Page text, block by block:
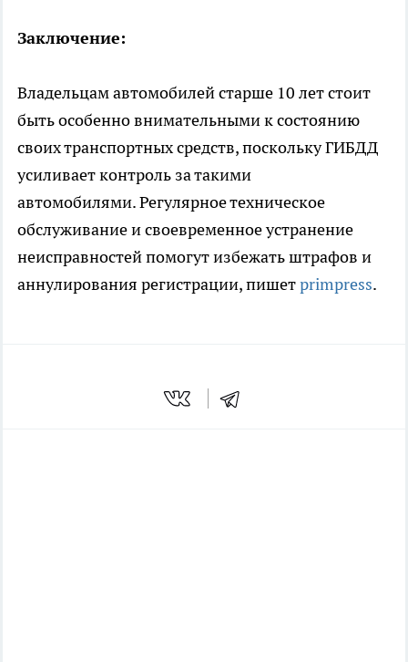
Заключение:
Владельцам автомобилей старше 10 лет стоит
быть особенно внимательными к состоянию
своих транспортных средств, поскольку ГИБДД
усиливает контроль за такими
автомобилями. Регулярное техническое
обслуживание и своевременное устранение
неисправностей помогут избежать штрафов и
аннулирования регистрации, пишетprimpress.